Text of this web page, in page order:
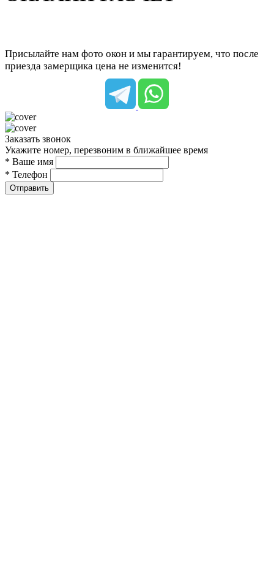
Присылайте нам фото окон и мы гарантируем, что после
приезда замерщика цена не изменится!
Заказать звонок
Укажите номер, перезвоним в ближайшее время
* Ваше имя
* Телефон
Отправить